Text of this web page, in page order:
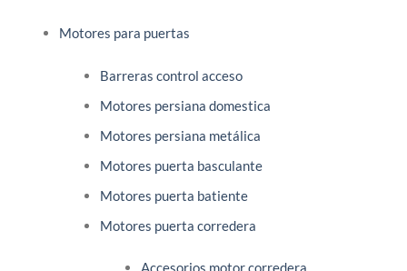
Motores para puertas
Barreras control acceso
Motores persiana domestica
Motores persiana metálica
Motores puerta basculante
Motores puerta batiente
Motores puerta corredera
Accesorios motor corredera